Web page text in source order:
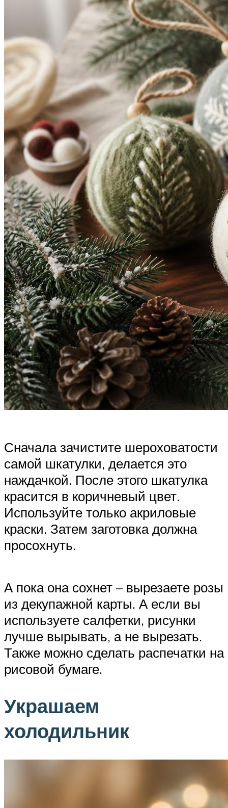
Сначала зачистите шероховатости
самой шкатулки, делается это
наждачкой. После этого шкатулка
красится в коричневый цвет.
Используйте только акриловые
краски. Затем заготовка должна
просохнуть.
А пока она сохнет – вырезаете розы
из декупажной карты. А если вы
используете салфетки, рисунки
лучше вырывать, а не вырезать.
Также можно сделать распечатки на
рисовой бумаге.
Украшаем
холодильник